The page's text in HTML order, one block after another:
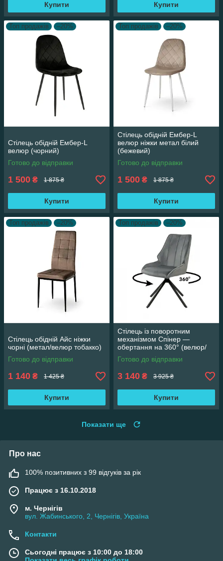
Купити Купити
Топ продажів –20%
Стілець обідній Ембер-L
велюр (чорний)
Готово до відправки
1 500 ₴ 1 875 ₴
Купити
Топ продажів –20%
Стілець обідній Ембер-L
велюр ніжки метал білий
(бежевий)
Готово до відправки
1 500 ₴ 1 875 ₴
Купити
Топ продажів –20%
Стілець обідній Айс ніжки
чорні (метал/велюр тобакко)
Готово до відправки
1 140 ₴ 1 425 ₴
Купити
Топ продажів –20%
Стілець із поворотним
механізмом Спінер —
обертання на 360° (велюр/
сірий)
Готово до відправки
3 140 ₴ 3 925 ₴
Купити
Показати ще
Про нас
100% позитивних з 99 відгуків за рік
Працює з 16.10.2018
м. Чернігів
вул. Жабинського, 2, Чернігів, Україна
Контакти
Сьогодні працює з 10:00 до 18:00